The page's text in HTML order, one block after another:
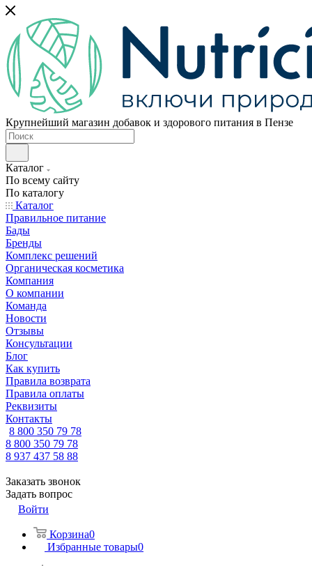
Крупнейший магазин добавок и здорового питания в Пензе
Каталог
По всему сайту
По каталогу
Каталог
Правильное питание
Бады
Бренды
Комплекс решений
Органическая косметика
Компания
О компании
Команда
Новости
Отзывы
Консультации
Блог
Как купить
Правила возврата
Правила оплаты
Реквизиты
Контакты
8 800 350 79 78
8 800 350 79 78
8 937 437 58 88
Заказать звонок
Задать вопрос
Войти
Корзина0
Избранные товары0